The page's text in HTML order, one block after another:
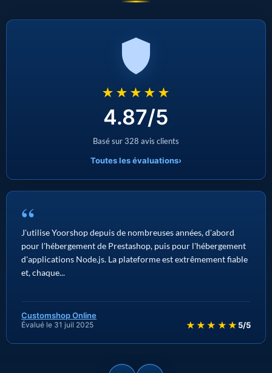
★★★★★
4.87/5
Basé sur 328 avis clients
Toutes les évaluations›
“
J'utilise Yoorshop depuis de nombreuses années, d'abord
pour l'hébergement de Prestashop, puis pour l'hébergement
d'applications Node.js. La plateforme est extrêmement fiable
et, chaque...
Customshop Online
Évalué le 31 juil 2025 ★★★★★ 5/5